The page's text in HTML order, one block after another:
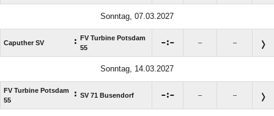
Sonntag, 07.03.2027
Caputher SV : FV Turbine Potsdam
55
: – –
Sonntag, 14.03.2027
FV Turbine Potsdam
55
: SV 71 Busendorf : – –